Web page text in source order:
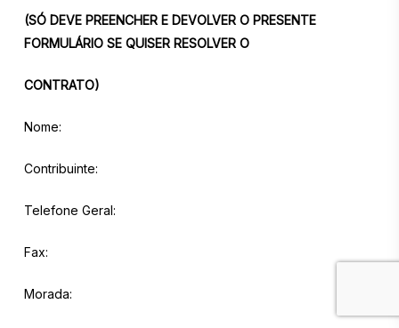
(SÓ DEVE PREENCHER E DEVOLVER O PRESENTE
FORMULÁRIO SE QUISER RESOLVER O
CONTRATO)
Nome:
Contribuinte:
Telefone Geral:
Fax:
Morada: